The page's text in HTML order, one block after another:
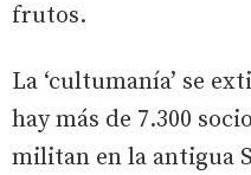
frutos.
La ‘cultumanía’ se
hay más de 7.300
militan en la antigua